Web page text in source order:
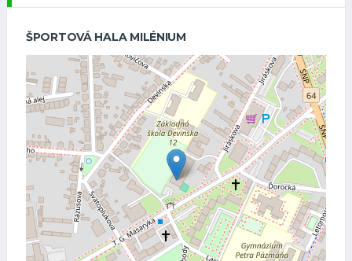
ŠPORTOVÁ HALA MILÉNIUM